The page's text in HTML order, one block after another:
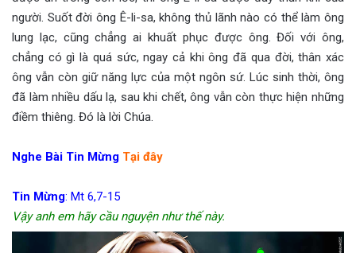
người. Suốt đời ông Ê-li-sa, không thủ lãnh nào có thể làm ông
lung lạc, cũng chẳng ai khuất phục được ông. Đối với ông,
chẳng có gì là quá sức, ngay cả khi ông đã qua đời, thân xác
ông vẫn còn giữ năng lực của một ngôn sứ. Lúc sinh thời, ông
đã làm nhiều dấu lạ, sau khi chết, ông vẫn còn thực hiện những
điềm thiêng. Đó là lời Chúa.
Nghe Bài Tin Mừng Tại đây
Tin Mừng: Mt 6,7-15
Vậy anh em hãy cầu nguyện như thế này.